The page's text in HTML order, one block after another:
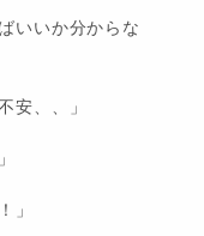
いいか分からな
安、、」
」